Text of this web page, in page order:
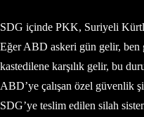
SDG içinde PKK, Suriyeli
Eğer ABD askeri gün gelir,
kastedilene karşılık gelir, bu
ABD’ye çalışan özel güvenlik
SDG’ye teslim edilen silah